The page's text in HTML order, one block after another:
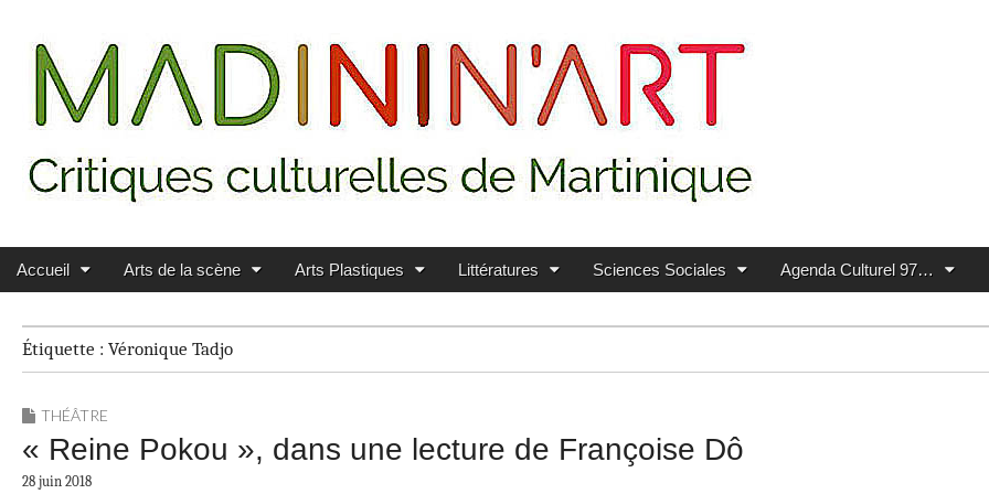
MADININ'ART
Main menu
Skip to content
Accueil Arts de la scène Arts Plastiques Littératures Sciences Sociales Agenda Culturel 97…
Étiquette : Véronique Tadjo
THÉÂTRE
« Reine Pokou », dans une lecture de Françoise Dô
28 juin 2018